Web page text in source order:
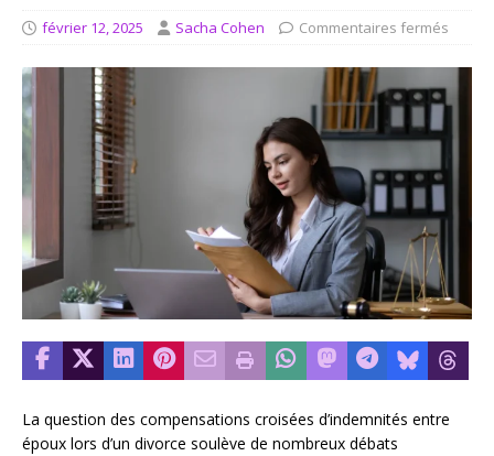
février 12, 2025 Sacha Cohen Commentaires fermés
La question des compensations croisées d’indemnités entre
époux lors d’un divorce soulève de nombreux débats